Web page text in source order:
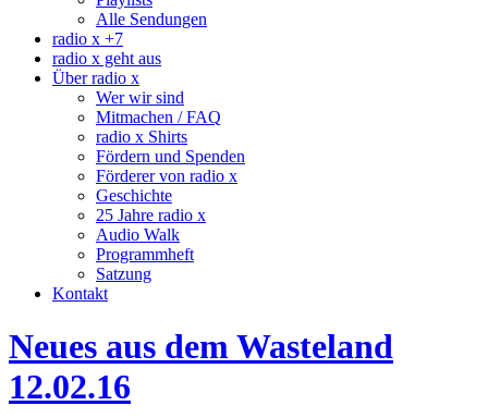
Alle Sendungen
radio x +7
radio x geht aus
Über radio x
Wer wir sind
Mitmachen / FAQ
radio x Shirts
Fördern und Spenden
Förderer von radio x
Geschichte
25 Jahre radio x
Audio Walk
Programmheft
Satzung
Kontakt
Neues aus dem Wasteland
12.02.16